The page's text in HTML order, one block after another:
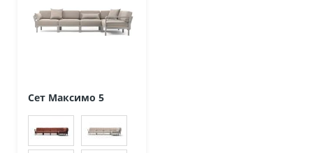
Сет Максимо 5